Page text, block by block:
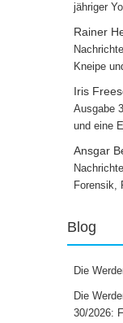
jähriger
Rainer
Kneipe
Iris
Ausgabe
und eine
Ansgar
Forensik,
Blog
Die
Die
30/2026: